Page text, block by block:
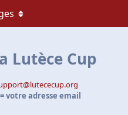
Lutèce Cup
votre adresse email